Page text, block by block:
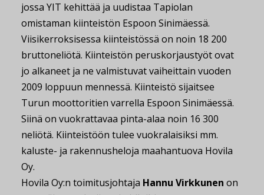
jossa YIT kehittää ja uudistaa Tapiolan
omistaman kiinteistön Espoon Sinimäessä.
Viisikerroksisessa kiinteistössä on noin 18 200
bruttoneliötä. Kiinteistön peruskorjaustyöt ovat
jo alkaneet ja ne valmistuvat vaiheittain vuoden
2009 loppuun mennessä. Kiinteistö sijaitsee
Turun moottoritien varrella Espoon Sinimäessä.
Siinä on vuokrattavaa pinta-alaa noin 16 300
neliötä. Kiinteistöön tulee vuokralaisiksi mm.
kaluste- ja rakennusheloja maahantuova Hovila
Oy.
Hovila Oy:n toimitusjohtaja Hannu Virkkunen on